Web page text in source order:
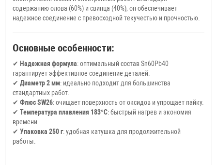
содержанию олова (60%) и свинца (40%), он обеспечивает
надежное соединение с превосходной текучестью и прочностью.
Основные особенности:
✔ Надежная формула: оптимальный состав Sn60Pb40
гарантирует эффективное соединение деталей.
✔ Диаметр 2 мм: идеально подходит для большинства
стандартных работ.
✔ Флюс SW26: очищает поверхность от оксидов и упрощает пайку.
✔ Температура плавления 183°C: быстрый нагрев и экономия
времени.
✔ Упаковка 250 г: удобная катушка для продолжительной
работы.